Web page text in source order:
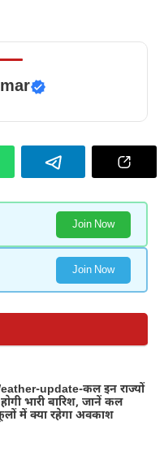
Join Now
Join Now
update-कल इन राज्यों
भारी बारिश, जानें कल
में क्या रहेगा अवकाश